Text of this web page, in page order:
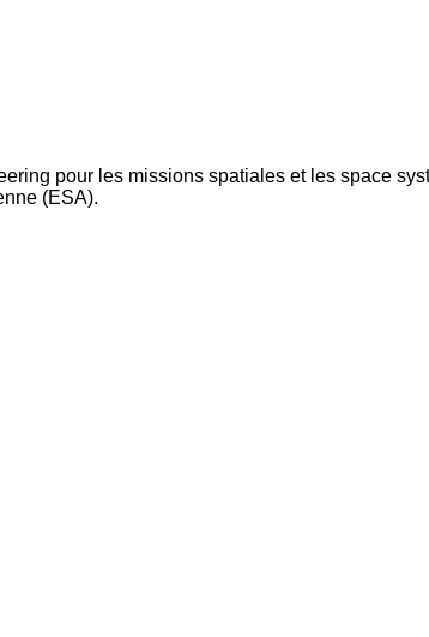
pour les missions spatiales et les space
(ESA).